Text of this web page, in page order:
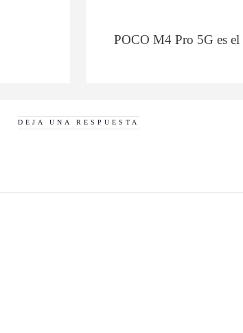
POCO M4 Pro 5G es el
DEJA UNA RESPUESTA